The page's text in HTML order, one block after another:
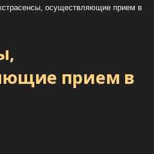
й
осуществляющие прием в
прием в